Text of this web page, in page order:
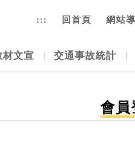
::: 回首頁 網站
材文宣 交通事故統計
會員